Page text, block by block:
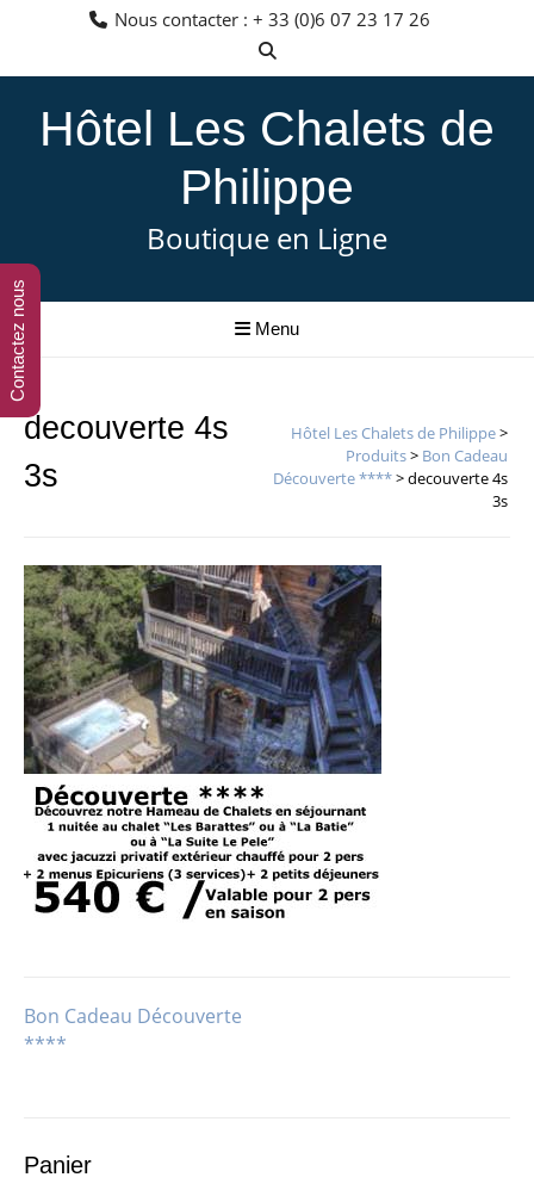
contenu
Nous contacter : + 33 (0)6 07 23 17 26
Hôtel Les Chalets de
Philippe
Boutique en Ligne
Menu
decouverte 4s
3s
Hôtel Les Chalets de Philippe>
Produits> Bon Cadeau
Découverte ****>decouverte 4s
3s
Navigation
l’article
Bon Cadeau Découverte
****
Panier
Contactez nous